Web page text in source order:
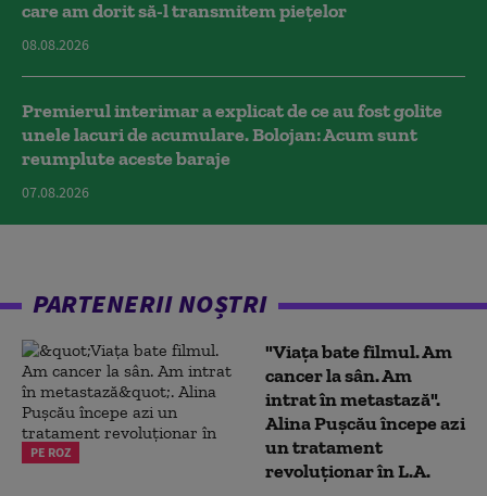
care am dorit să-l transmitem piețelor
08.08.2026
Premierul interimar a explicat de ce au fost golite
unele lacuri de acumulare. Bolojan: Acum sunt
reumplute aceste baraje
07.08.2026
PARTENERII NOȘTRI
PE ROZ
"Viața bate filmul. Am
cancer la sân. Am
intrat în metastază".
Alina Pușcău începe azi
un tratament
revoluționar în L.A.